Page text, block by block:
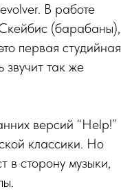
В работе
(барабаны),
первая студийная
звучит так же
версий “Help!”
классики. Но
в сторону музыки,